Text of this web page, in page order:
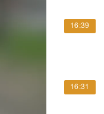
16:39
16:31